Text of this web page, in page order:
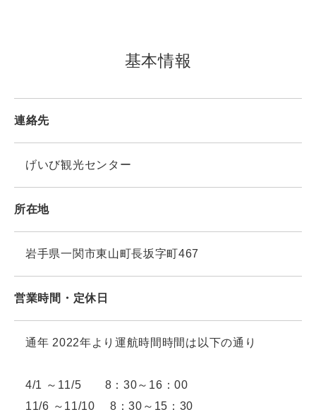
基本情報
連絡先
げいび観光センター
所在地
岩手県一関市東山町長坂字町467
営業時間・定休日
通年 2022年より運航時間時間は以下の通り
4/1 ～11/5 8：30～16：00
11/6 ～11/10 8：30～15：30